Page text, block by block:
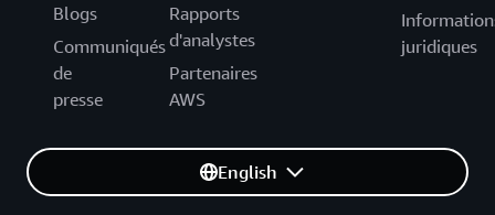
Blogs
Communiqués
de
presse
Rapports
d'analystes
Partenaires
AWS
juridiques
English